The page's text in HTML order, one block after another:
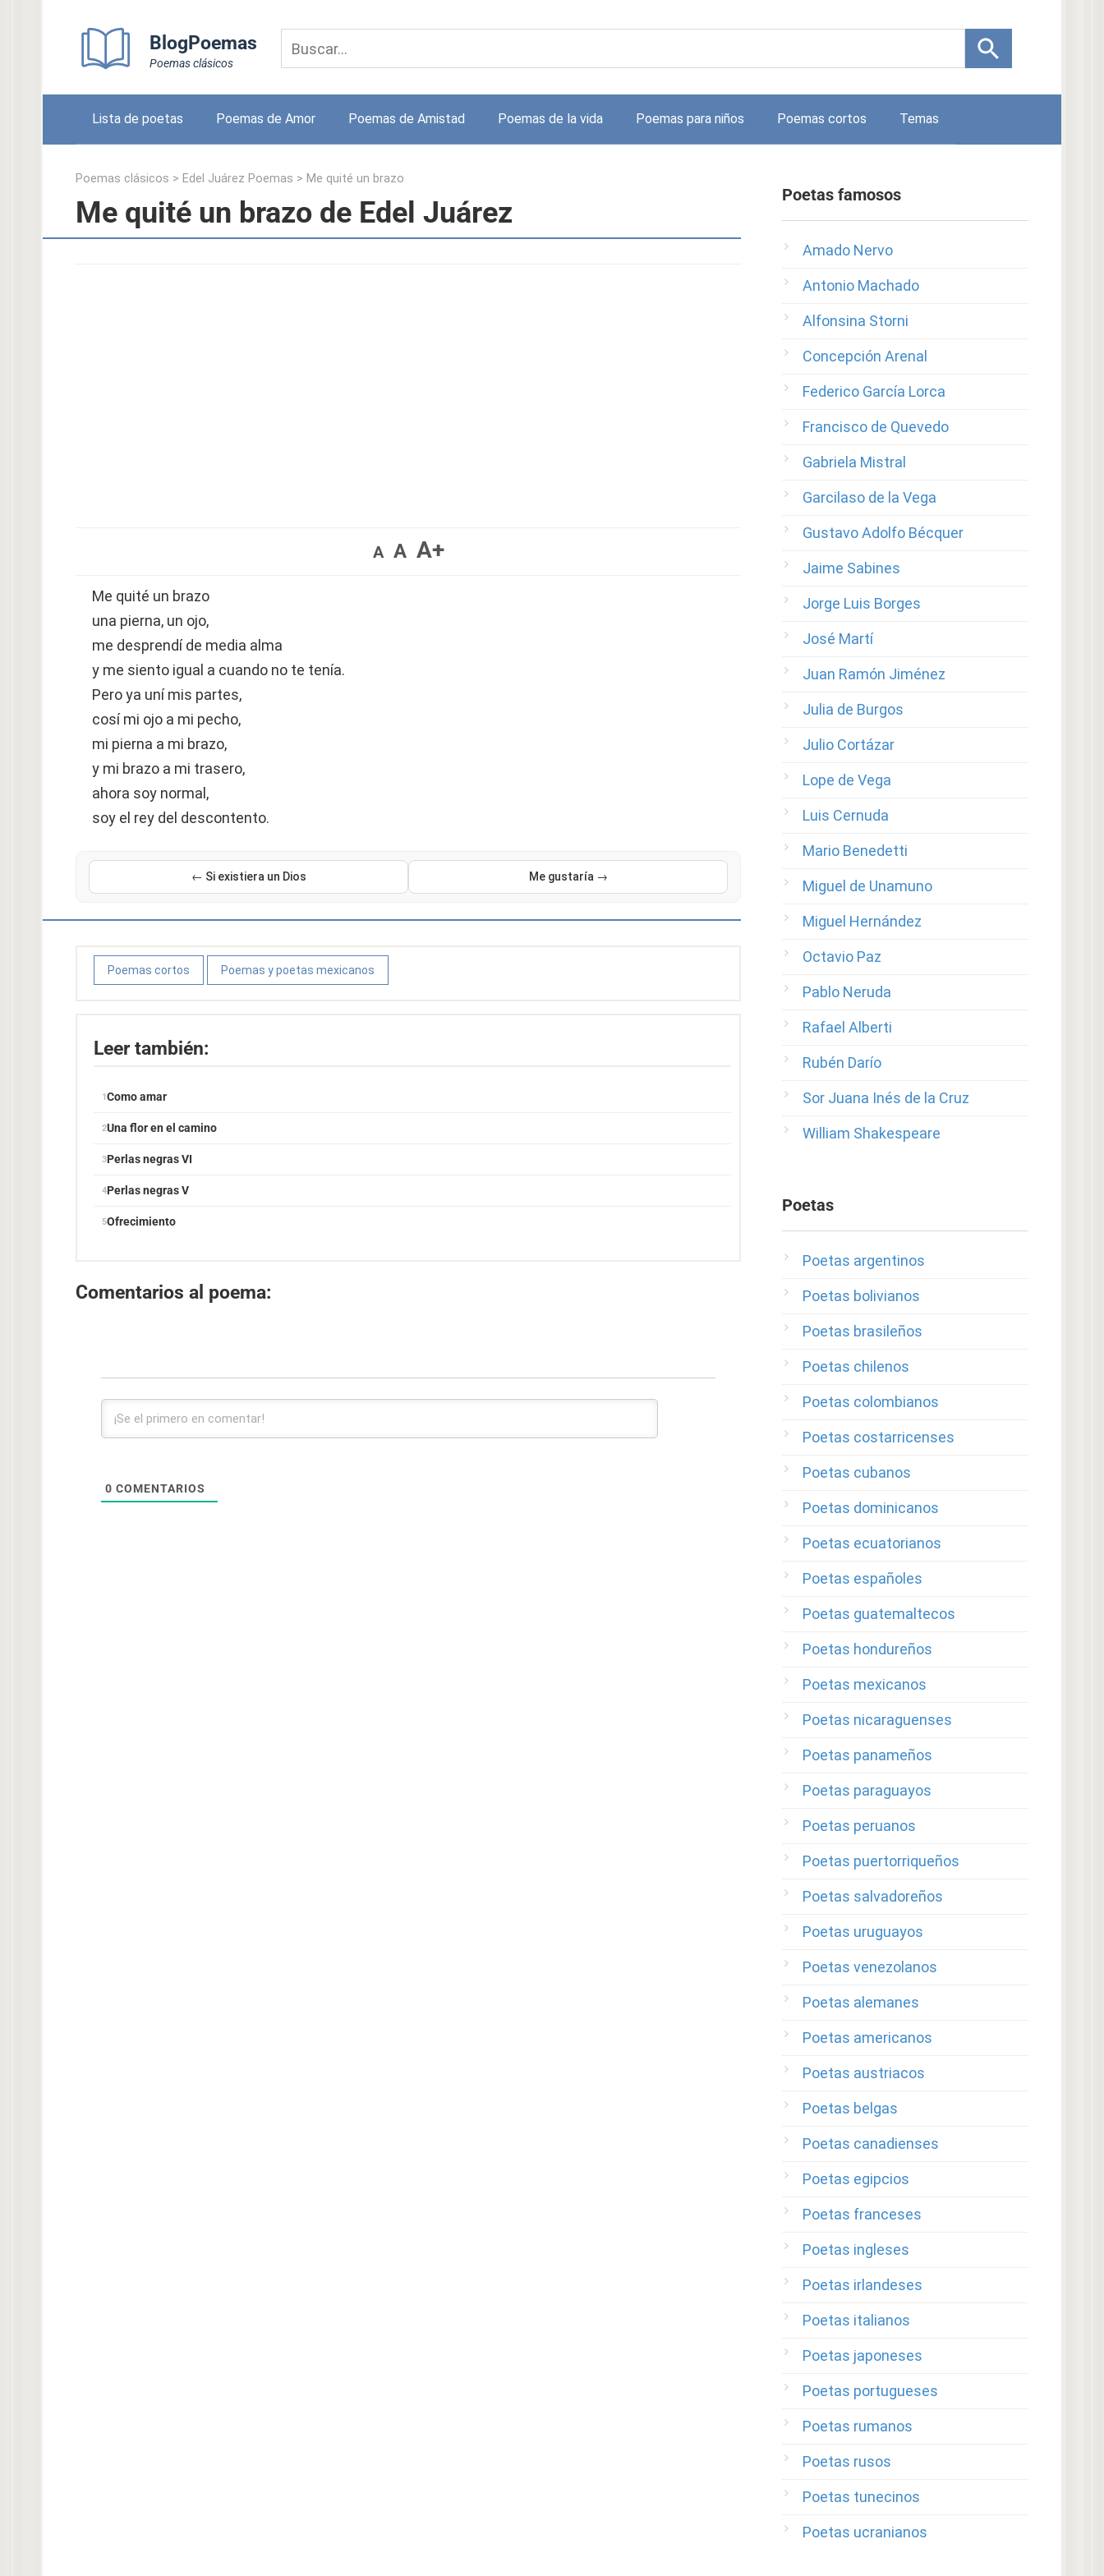
BlogPoemas
Poemas clásicos
Lista de poetas Poemas de Amor Poemas de Amistad Poemas de la vida Poemas para niños Poemas cortos Temas
Poemas clásicos > Edel Juárez Poemas > Me quité un brazo
Me quité un brazo de Edel Juárez
A A A+
Me quité un brazo
una pierna, un ojo,
me desprendí de media alma
y me siento igual a cuando no te tenía.
Pero ya uní mis partes,
cosí mi ojo a mi pecho,
mi pierna a mi brazo,
y mi brazo a mi trasero,
ahora soy normal,
soy el rey del descontento.
← Si existiera un Dios Me gustaría →
Poemas cortos Poemas y poetas mexicanos
Leer también:
Como amar
Una flor en el camino
Perlas negras VI
Perlas negras V
Ofrecimiento
Comentarios al poema:
0 COMENTARIOS
Poetas famosos
Amado Nervo
Antonio Machado
Alfonsina Storni
Concepción Arenal
Federico García Lorca
Francisco de Quevedo
Gabriela Mistral
Garcilaso de la Vega
Gustavo Adolfo Bécquer
Jaime Sabines
Jorge Luis Borges
José Martí
Juan Ramón Jiménez
Julia de Burgos
Julio Cortázar
Lope de Vega
Luis Cernuda
Mario Benedetti
Miguel de Unamuno
Miguel Hernández
Octavio Paz
Pablo Neruda
Rafael Alberti
Rubén Darío
Sor Juana Inés de la Cruz
William Shakespeare
Poetas
Poetas argentinos
Poetas bolivianos
Poetas brasileños
Poetas chilenos
Poetas colombianos
Poetas costarricenses
Poetas cubanos
Poetas dominicanos
Poetas ecuatorianos
Poetas españoles
Poetas guatemaltecos
Poetas hondureños
Poetas mexicanos
Poetas nicaraguenses
Poetas panameños
Poetas paraguayos
Poetas peruanos
Poetas puertorriqueños
Poetas salvadoreños
Poetas uruguayos
Poetas venezolanos
Poetas alemanes
Poetas americanos
Poetas austriacos
Poetas belgas
Poetas canadienses
Poetas egipcios
Poetas franceses
Poetas ingleses
Poetas irlandeses
Poetas italianos
Poetas japoneses
Poetas portugueses
Poetas rumanos
Poetas rusos
Poetas tunecinos
Poetas ucranianos